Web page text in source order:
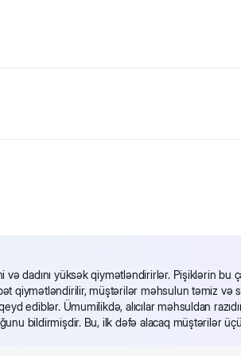
dadını yüksək qiymətləndirirlər. Pişiklərin bu
qiymətləndirilir, müştərilər məhsulun təmiz
ediblər. Ümumilikdə, alıcılar məhsuldan
bildirmişdir. Bu, ilk dəfə alacaq müştərilər